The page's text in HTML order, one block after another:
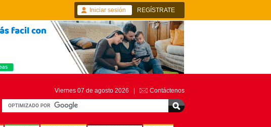
Iniciar sesión REGÍSTRATE
Viernes 07 de agosto 2026 | Contáctenos